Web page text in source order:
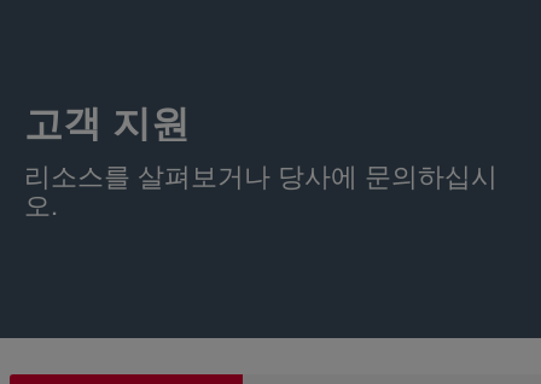
고객 지원
리소스를 살펴보거나 당사에 문의하십시
오.